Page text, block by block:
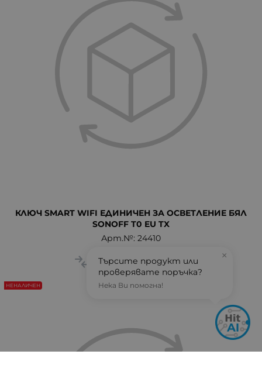
КЛЮЧ SMART WIFI ЕДИНИЧЕН ЗА ОСВЕТЛЕНИЕ БЯЛ
SONOFF T0 EU TX
Арт.№: 24410
ДЕТАЙЛИ
НЕНАЛИЧЕН
×
Търсите продукт или
проверявате поръчка?
Нека Ви помогна!